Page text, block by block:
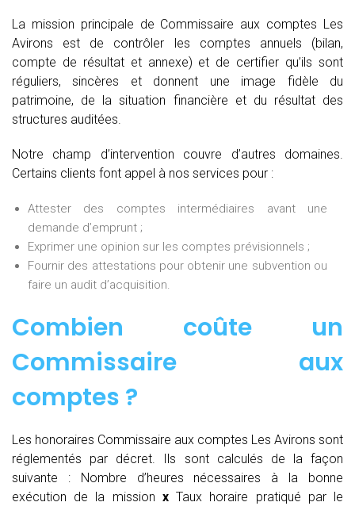
La mission principale de Commissaire aux comptes Les
Avirons est de contrôler les comptes annuels (bilan,
compte de résultat et annexe) et de certifier qu’ils sont
réguliers, sincères et donnent une image fidèle du
patrimoine, de la situation financière et du résultat des
structures auditées.
Notre champ d’intervention couvre d’autres domaines.
Certains clients font appel à nos services pour :
Attester des comptes intermédiaires avant une
demande d’emprunt ;
Exprimer une opinion sur les comptes prévisionnels ;
Fournir des attestations pour obtenir une subvention ou
faire un audit d’acquisition.
Combien coûte un
Commissaire aux
comptes ?
Les honoraires Commissaire aux comptes Les Avirons sont
réglementés par décret. Ils sont calculés de la façon
suivante :
Nombre d’heures nécessaires à la bonne
exécution de la mission xTaux horaire pratiqué par le